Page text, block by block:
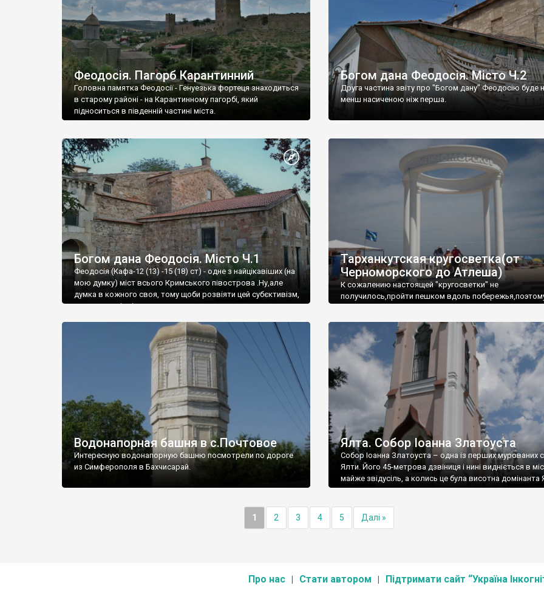
Феодосія. Пагорб Карантинний
Головна памятка Феодосії - Генуезька фортеця знаходиться
в старому районі - на Карантинному пагорбі, який
підноситься в південній частині міста.
Богом дана Феодосія. Місто Ч.2
Друга частина звіту про "Богом дану" Феодосію буде
менш насиченою ніж перша.
Богом дана Феодосія. Місто Ч.1
Феодосія (Кафа-12 (13) -15 (18) ст) - одне з найцікавіших (на
мою думку) міст всього Кримського півострова .Ну,але
думка в кожного своя, тому щоби розвіяти цей субєктивізм,
запрошую відвідати це
Тарханкутская кругосветка(от
Черноморского до Атлеша)
К сожалению настоящей "кругосветки" не
получилось,пройти пешком вдоль
Водонапорная башня в с.Почтовое
Интересную водонапорную башню посмотрели по дороге
из Симферополя в Бахчисарай.
Ялта. Собор Іоанна Златоуста
Собор Іоанна Златоуста – одна із перших мурованих
Ялти. Його 45-метрова дзвіниця і нині видніється в
майже звідусіль, а колись це була висотна домінанта
1 2 3 4 5 Далі »
Про нас Стати автором Підтримати сайт “Україна